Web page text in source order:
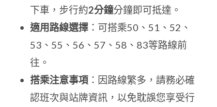
下車，步行約2分鐘分鐘即可抵達。
適用路線選擇 ：可搭乘50、51、52、
53、55、56、57、58、83等路線前
往。
搭乘注意事項 ：因路線繁多，請務必確
認班次與站牌資訊，以免耽誤您享受行